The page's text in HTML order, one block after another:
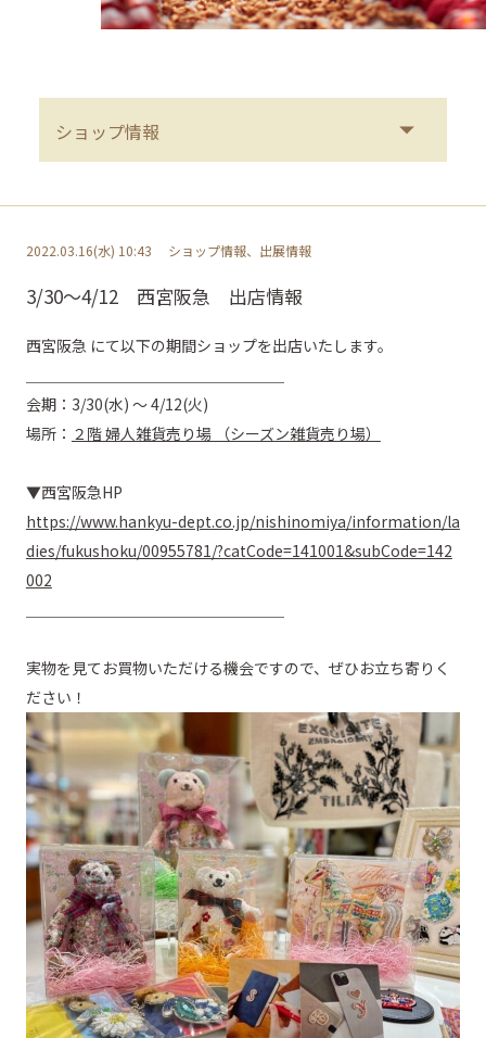
2022.03.16(水) 10:43 ショップ情報、出展情報
3/30～4/12 西宮阪急 出店情報
西宮阪急 にて以下の期間ショップを出店いたします。
会期：3/30(水) ～ 4/12(火)
場所： ２階 婦人雑貨売り場 （シーズン雑貨売り場）
▼西宮阪急HP
https://www.hankyu-dept.co.jp/nishinomiya/information/la
dies/fukushoku/00955781/?catCode=141001&subCode=142
002
実物を見てお買物いただける機会ですので、ぜひお立ち寄りく
ださい！